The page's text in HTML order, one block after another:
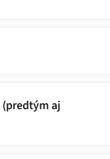
(predtým aj